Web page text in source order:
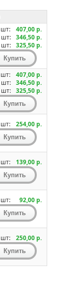
шт:
407,00 р.
шт: 346,50 р.
шт: 325,50 р.
шт:
407,00 р.
шт: 346,50 р.
шт: 325,50 р.
шт: 254,00 р.
шт: 139,00 р.
шт: 92,00 р.
шт: 250,00 р.